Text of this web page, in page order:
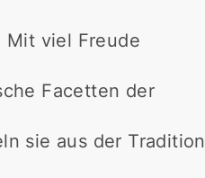
Mit viel Freude
Facetten der
sie aus der Tradition